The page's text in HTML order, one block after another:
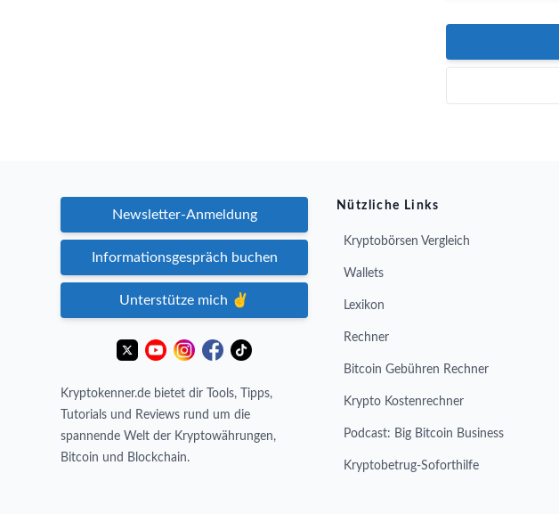
Newsletter-Anmeldung
Informationsgespräch buchen
Unterstütze mich ✌️
Kryptokenner.de bietet dir Tools, Tipps,
Tutorials und Reviews rund um die
spannende Welt der Kryptowährungen,
Bitcoin und Blockchain.
Nützliche Links
Kryptobörsen Vergleich
Wallets
Lexikon
Rechner
Bitcoin Gebühren Rechner
Krypto Kostenrechner
Podcast: Big Bitcoin Business
Kryptobetrug-Soforthilfe